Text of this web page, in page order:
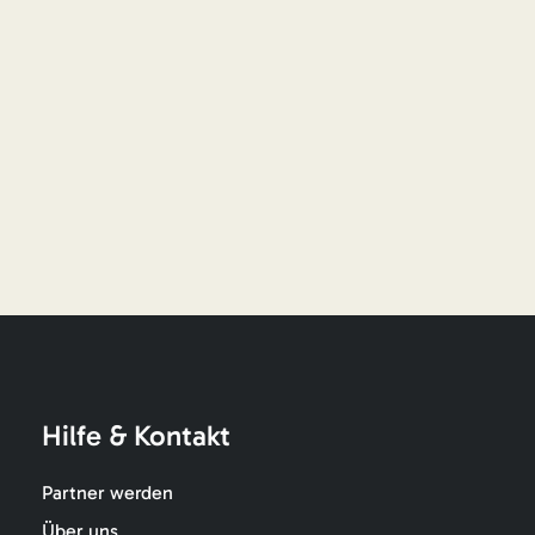
Hilfe & Kontakt
Partner werden